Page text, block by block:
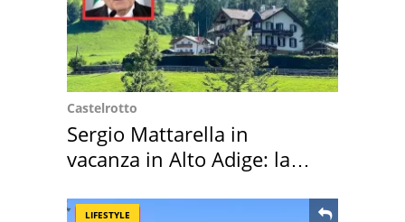
Castelrotto
Sergio Mattarella in
vacanza in Alto Adige: la
LIFESTYLE